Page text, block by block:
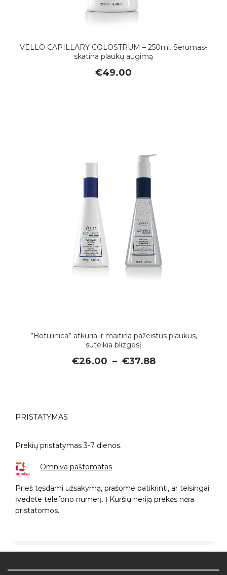
VELLO CAPILLARY COLOSTRUM – 250ml. Serumas-
skatina plaukų augimą
€49.00
”Botulinica” atkuria ir maitina pažeistus plaukus,
suteikia blizgesį
€26.00 – €37.88
PRISTATYMAS
Prekių pristatymas 3-7 dienos.
Omniva paštomatas
Prieš tęsdami užsakymą, prašome patikrinti, ar teisingai
įvedėte telefono numerį. Į Kuršių neriją prekės nėra
pristatomos.